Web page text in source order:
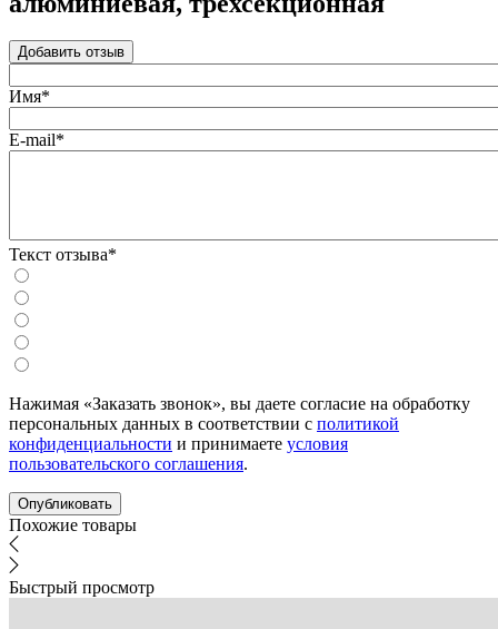
Добавить отзыв
Имя*
E-mail*
Текст отзыва*
Нажимая «Заказать звонок», вы даете согласие на обработку
персональных данных в соответствии с политикой
конфиденциальности и принимаете условия
пользовательского соглашения.
Похожие товары
Быстрый просмотр